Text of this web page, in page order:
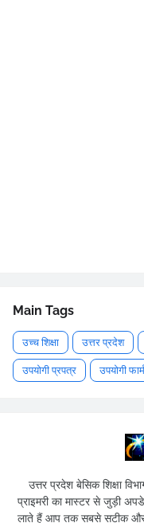
Main Tags
उच्च शिक्षा उत्तर प्रदेश
उपयोगी प्रपत्र उपयोगी फार्म
उत्तर प्रदेश बेसिक शिक्षा
प्राइमरी का मास्टर से जुड़ी
लाते हैं आप तक सबसे सटीक और